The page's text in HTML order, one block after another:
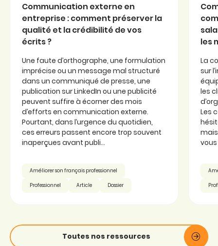
Communication externe en
entreprise : comment préserver la
qualité et la crédibilité de vos
écrits ?
Une faute d’orthographe, une formulation
imprécise ou un message mal structuré
dans un communiqué de presse, une
publication sur LinkedIn ou une publicité
peuvent suffire à écorner des mois
d’efforts en communication externe.
Pourtant, dans l’urgence du quotidien,
ces erreurs passent encore trop souvent
inaperçues avant publi...
Améliorer son français professionnel
Professionnel
Article Dossier
les
La
sur
les
Les
Toutes nos ressources